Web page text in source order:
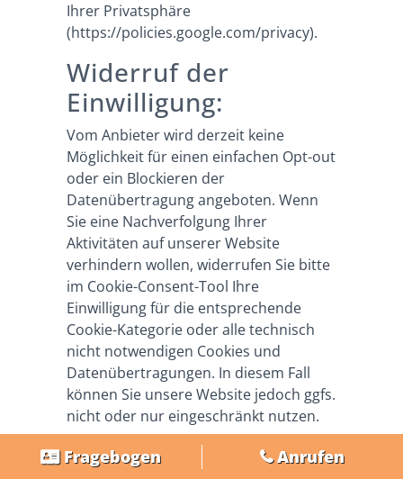
Ihrer Privatsphäre
(https://policies.google.com/privacy).
Widerruf der
Einwilligung:
Vom Anbieter wird derzeit keine
Möglichkeit für einen einfachen Opt-out
oder ein Blockieren der
Datenübertragung angeboten. Wenn
Sie eine Nachverfolgung Ihrer
Aktivitäten auf unserer Website
verhindern wollen, widerrufen Sie bitte
im Cookie-Consent-Tool Ihre
Einwilligung für die entsprechende
Cookie-Kategorie oder alle technisch
nicht notwendigen Cookies und
Datenübertragungen. In diesem Fall
können Sie unsere Website jedoch ggfs.
nicht oder nur eingeschränkt nutzen.
Google AdWords
Fragebogen Anrufen